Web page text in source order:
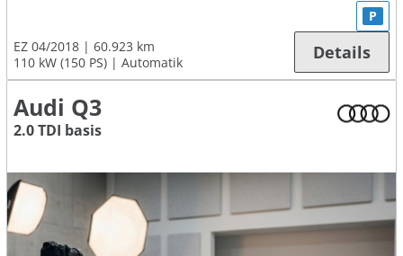
EZ 04/2018
60.923 km
110 kW (150 PS)
Automatik
P
Details
Audi Q3
2.0 TDI basis